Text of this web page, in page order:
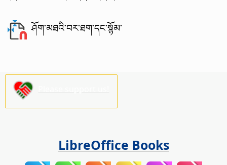
ཤོག་མཐའི་བར་ཐག་དང་སྙོམ་
LibreOffice Books